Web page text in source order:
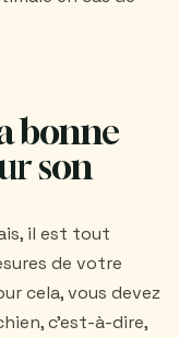
bonne
son
il est tout
de votre
cela, vous devez
c'est-à-dire,